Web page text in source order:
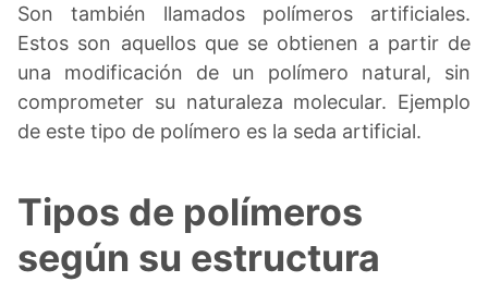
Son también llamados polímeros artificiales.
Estos son aquellos que se obtienen a partir de
una modificación de un polímero natural, sin
comprometer su naturaleza molecular. Ejemplo
de este tipo de polímero es la seda artificial.
Tipos de polímeros
según su estructura